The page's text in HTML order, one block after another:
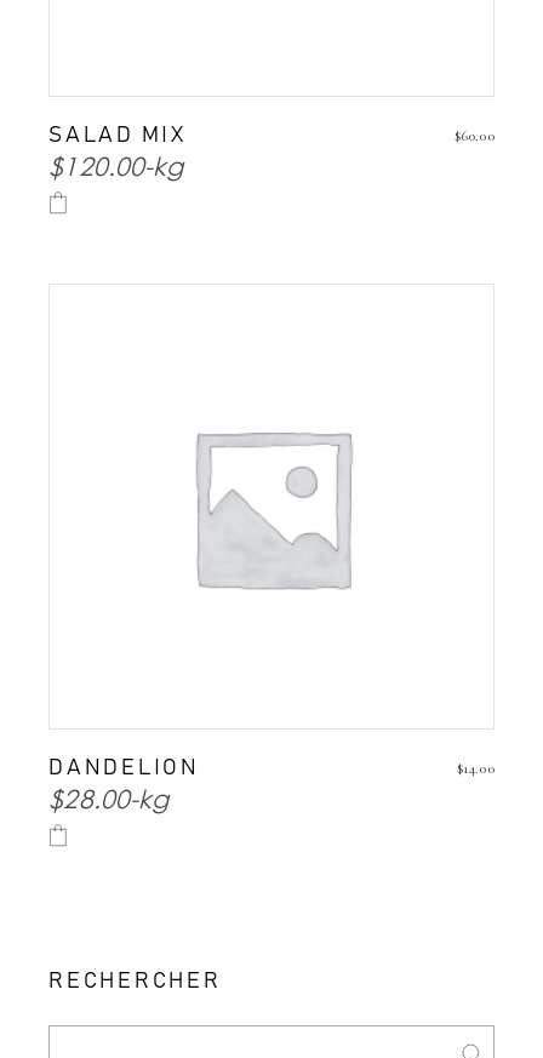
SALAD MIX $60.00
$120.00-kg
DANDELION $14.00
$28.00-kg
RECHERCHER
Search